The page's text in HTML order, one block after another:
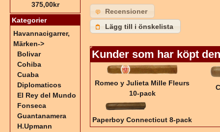
Recensioner
Lägg till i önskelista
Kunder som har köpt
Romeo y Julieta Mille Fleurs
10-pack
Paperboy Connecticut 8-pack
375,00kr
Kategorier
Havannacigarrer,
Märken->
Bolivar
Cohiba
Cuaba
Diplomaticos
El Rey del Mundo
Fonseca
Guantanamera
H.Upmann